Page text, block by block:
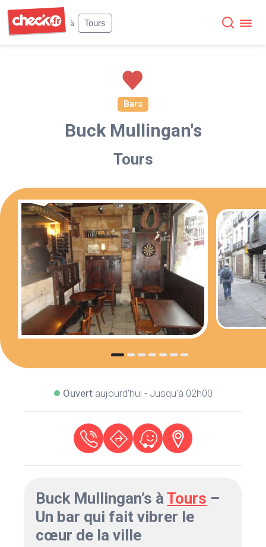
à
Tours
Bars
Buck Mullingan's
Tours
Ouvertaujourd'hui - Jusqu'à 02h00
Buck Mullingan’s àTours –
Un bar qui fait vibrer le
cœur de la ville